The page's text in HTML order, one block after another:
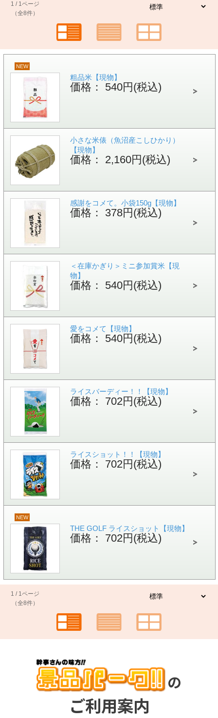
1 / 1ページ
（全8件）
NEW
粗品米【現物】
価格： 540円(税込)
小さな米俵（魚沼産こしひかり）
【現物】
価格： 2,160円(税込)
感謝をコメて。小袋150g【現物】
価格： 378円(税込)
＜在庫かぎり＞ミニ参加賞米【現
物】
価格： 540円(税込)
愛をコメて【現物】
価格： 540円(税込)
ライスバーディー！！【現物】
価格： 702円(税込)
ライスショット！！【現物】
価格： 702円(税込)
NEW
THE GOLF ライスショット【現物】
価格： 702円(税込)
1 / 1ページ
（全8件）
の
ご利用案内